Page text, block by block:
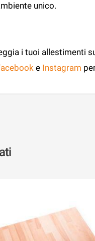
unico.
i tuoi allestimenti
e Instagram